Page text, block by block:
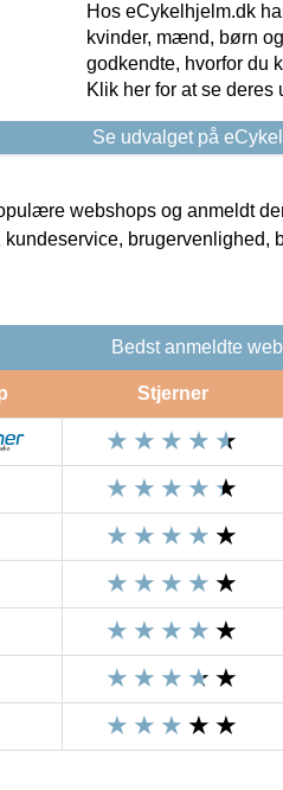
Hos eCykelhjelm.dk
kvinder, mænd, børn
godkendte, hvorfor du
Klik her for at se deres
Se udvalget på
webshops og anmeldt
brugervenlighed,
Bedst anmeldte
Stjerner